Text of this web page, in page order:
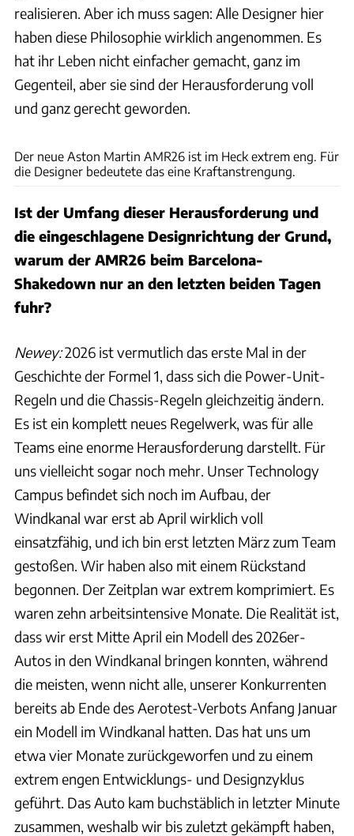
realisieren. Aber ich muss sagen: Alle Designer hier
haben diese Philosophie wirklich angenommen. Es
hat ihr Leben nicht einfacher gemacht, ganz im
Gegenteil, aber sie sind der Herausforderung voll
und ganz gerecht geworden.
Der neue Aston Martin AMR26 ist im Heck extrem eng. Für
die Designer bedeutete das eine Kraftanstrengung.
Ist der Umfang dieser Herausforderung und
die eingeschlagene Designrichtung der Grund,
warum der AMR26 beim Barcelona-
Shakedown nur an den letzten beiden Tagen
fuhr?
Newey:2026 ist vermutlich das erste Mal in der
Geschichte der Formel 1, dass sich die Power-Unit-
Regeln und die Chassis-Regeln gleichzeitig ändern.
Es ist ein komplett neues Regelwerk, was für alle
Teams eine enorme Herausforderung darstellt. Für
uns vielleicht sogar noch mehr. Unser Technology
Campus befindet sich noch im Aufbau, der
Windkanal war erst ab April wirklich voll
einsatzfähig, und ich bin erst letzten März zum Team
gestoßen. Wir haben also mit einem Rückstand
begonnen. Der Zeitplan war extrem komprimiert. Es
waren zehn arbeitsintensive Monate. Die Realität ist,
dass wir erst Mitte April ein Modell des 2026er-
Autos in den Windkanal bringen konnten, während
die meisten, wenn nicht alle, unserer Konkurrenten
bereits ab Ende des Aerotest-Verbots Anfang Januar
ein Modell im Windkanal hatten. Das hat uns um
etwa vier Monate zurückgeworfen und zu einem
extrem engen Entwicklungs- und Designzyklus
geführt. Das Auto kam buchstäblich in letzter Minute
zusammen, weshalb wir bis zuletzt gekämpft haben,